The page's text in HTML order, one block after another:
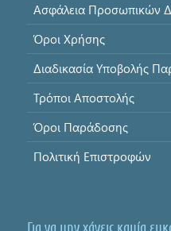
Ασφάλεια Προσωπικών
Όροι Χρήσης
Διαδικασία Υποβολής
Τρόποι Αποστολής
Όροι Παράδοσης
Πολιτική Επιστροφών